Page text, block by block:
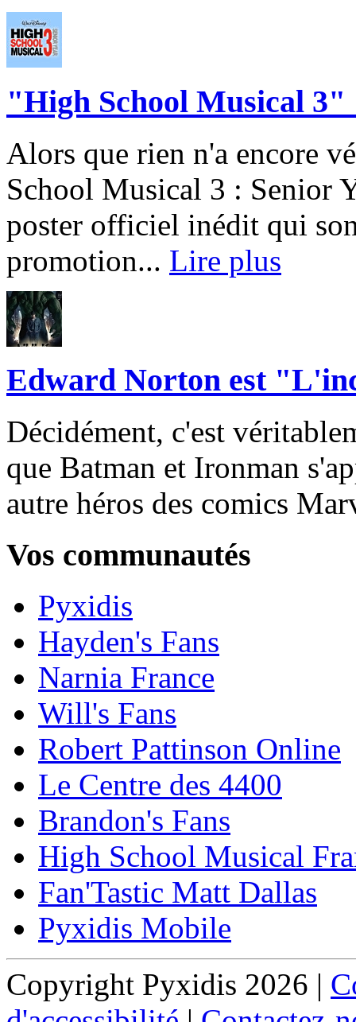
"High School Musical
Alors que rien n'a encore
School Musical 3 : Senior
poster officiel inédit qui
promotion... Lire plus
Edward Norton est
Décidément, c'est
que Batman et Ironman
autre héros des comics
Vos communautés
Pyxidis
Hayden's Fans
Narnia France
Will's Fans
Robert Pattinson Online
Le Centre des 4400
Brandon's Fans
High School Musical
Fan'Tastic Matt Dallas
Pyxidis Mobile
Copyright Pyxidis 2026 |